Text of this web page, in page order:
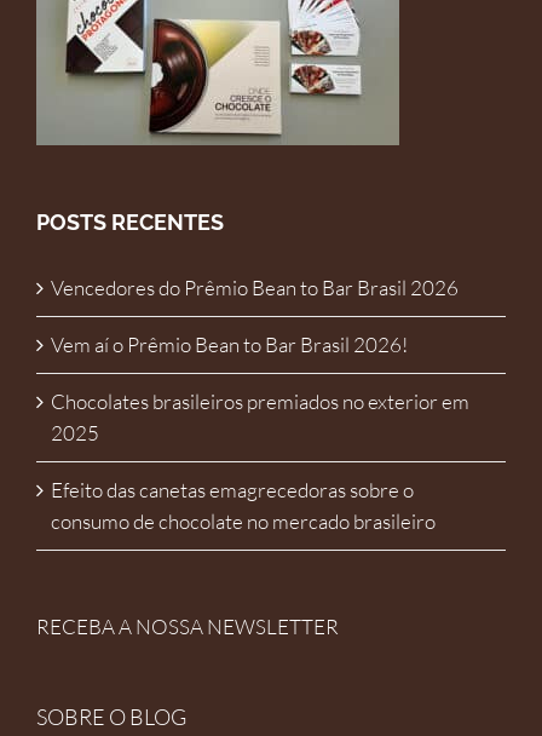
POSTS RECENTES
Vencedores do Prêmio Bean to Bar Brasil 2026
Vem aí o Prêmio Bean to Bar Brasil 2026!
Chocolates brasileiros premiados no exterior em
2025
Efeito das canetas emagrecedoras sobre o
consumo de chocolate no mercado brasileiro
RECEBA A NOSSA NEWSLETTER
SOBRE O BLOG